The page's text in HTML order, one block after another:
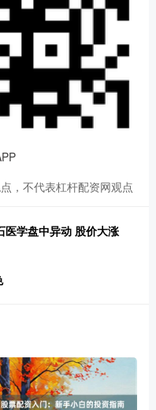
，不代表杠杆配资网观点
医学盘中异动 股价大涨